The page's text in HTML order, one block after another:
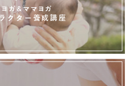
ガ＆ママヨガ
クター養成講座